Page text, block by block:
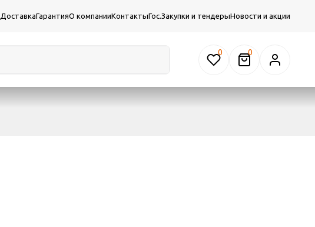
ДоставкаГарантияО компанииКонтактыГос.Закупки и тендерыНовости и акции
0